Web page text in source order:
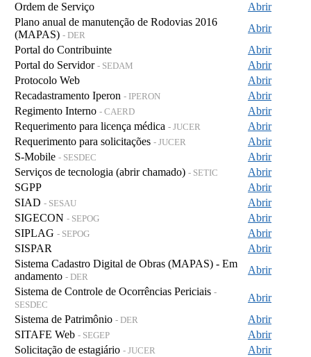
Ordem de Serviço
Abrir
Plano anual de manutenção de Rodovias 2016
(MAPAS) - DER
Abrir
Portal do Contribuinte
Abrir
Portal do Servidor - SEDAM
Abrir
Protocolo Web
Abrir
Recadastramento Iperon - IPERON
Abrir
Regimento Interno - CAERD
Abrir
Requerimento para licença médica - JUCER
Abrir
Requerimento para solicitações - JUCER
Abrir
S-Mobile - SESDEC
Abrir
Serviços de tecnologia (abrir chamado) - SETIC
Abrir
SGPP
Abrir
SIAD - SESAU
Abrir
SIGECON - SEPOG
Abrir
SIPLAG - SEPOG
Abrir
SISPAR
Abrir
Sistema Cadastro Digital de Obras (MAPAS) - Em
andamento - DER
Abrir
Sistema de Controle de Ocorrências Periciais -
SESDEC
Abrir
Sistema de Patrimônio - DER
Abrir
SITAFE Web - SEGEP
Abrir
Solicitação de estagiário - JUCER
Abrir